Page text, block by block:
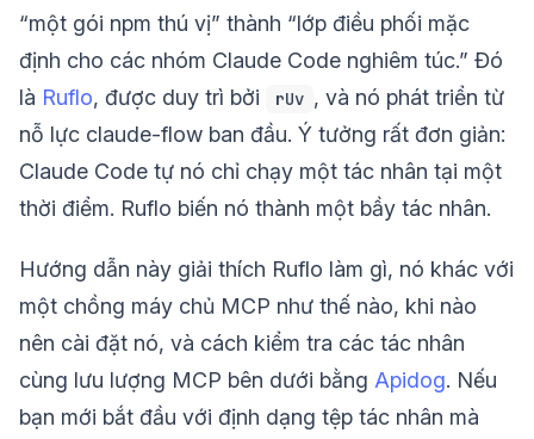
“một gói npm thú vị” thành “lớp điều phối mặc
định cho các nhóm Claude Code nghiêm túc.” Đó
là Ruflo, được duy trì bởi rUv , và nó phát triển từ
nỗ lực claude-flow ban đầu. Ý tưởng rất đơn giản:
Claude Code tự nó chỉ chạy một tác nhân tại một
thời điểm. Ruflo biến nó thành một bầy tác nhân.
Hướng dẫn này giải thích Ruflo làm gì, nó khác với
một chồng máy chủ MCP như thế nào, khi nào
nên cài đặt nó, và cách kiểm tra các tác nhân
cùng lưu lượng MCP bên dưới bằng Apidog. Nếu
bạn mới bắt đầu với định dạng tệp tác nhân mà